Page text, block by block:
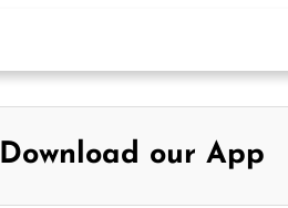
Download our App